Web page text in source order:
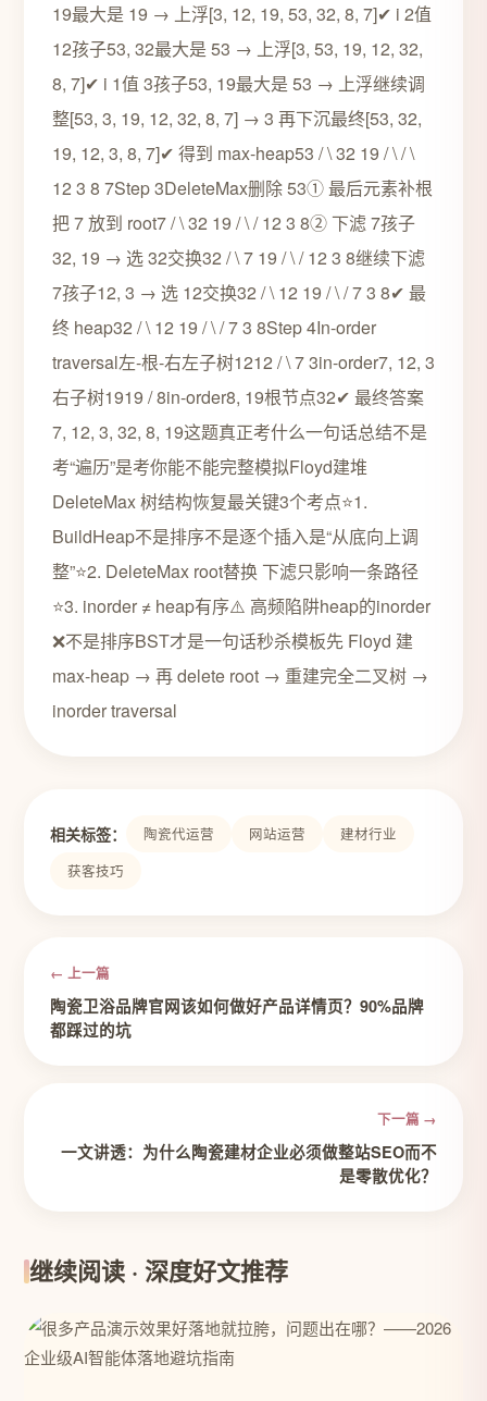
19最大是 19 → 上浮[3, 12, 19, 53, 32, 8, 7]✔ i 2值
12孩子53, 32最大是 53 → 上浮[3, 53, 19, 12, 32,
8, 7]✔ i 1值 3孩子53, 19最大是 53 → 上浮继续调
整[53, 3, 19, 12, 32, 8, 7] → 3 再下沉最终[53, 32,
19, 12, 3, 8, 7]✔ 得到 max-heap53 / \ 32 19 / \ / \
12 3 8 7Step 3DeleteMax删除 53① 最后元素补根
把 7 放到 root7 / \ 32 19 / \ / 12 3 8② 下滤 7孩子
32, 19 → 选 32交换32 / \ 7 19 / \ / 12 3 8继续下滤
7孩子12, 3 → 选 12交换32 / \ 12 19 / \ / 7 3 8✔ 最
终 heap32 / \ 12 19 / \ / 7 3 8Step 4In-order
traversal左-根-右左子树1212 / \ 7 3in-order7, 12, 3
右子树1919 / 8in-order8, 19根节点32✔ 最终答案
7, 12, 3, 32, 8, 19这题真正考什么一句话总结不是
考“遍历”是考你能不能完整模拟Floyd建堆
DeleteMax 树结构恢复最关键3个考点⭐1.
BuildHeap不是排序不是逐个插入是“从底向上调
整”⭐2. DeleteMax root替换 下滤只影响一条路径
⭐3. inorder ≠ heap有序⚠️ 高频陷阱heap的inorder
❌不是排序BST才是一句话秒杀模板先 Floyd 建
max-heap → 再 delete root → 重建完全二叉树 →
inorder traversal
相关标签： 陶瓷代运营 网站运营
建材行业
获客技巧
← 上一篇
陶瓷卫浴品牌官网该如何做好产品详情页？90%品牌
都踩过的坑
下一篇 →
一文讲透：为什么陶瓷建材企业必须做整站SEO而不
是零散优化？
继续阅读 · 深度好文推荐